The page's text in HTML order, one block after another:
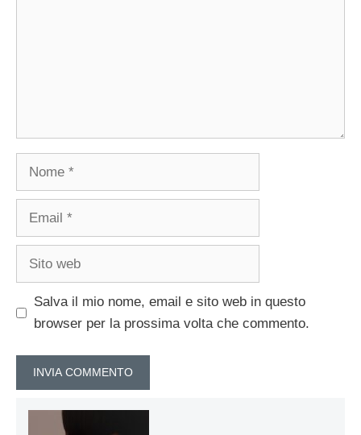
Nome
Email
Sito
Salva il mio nome, email e sito web in questo
browser per la prossima volta che commento.